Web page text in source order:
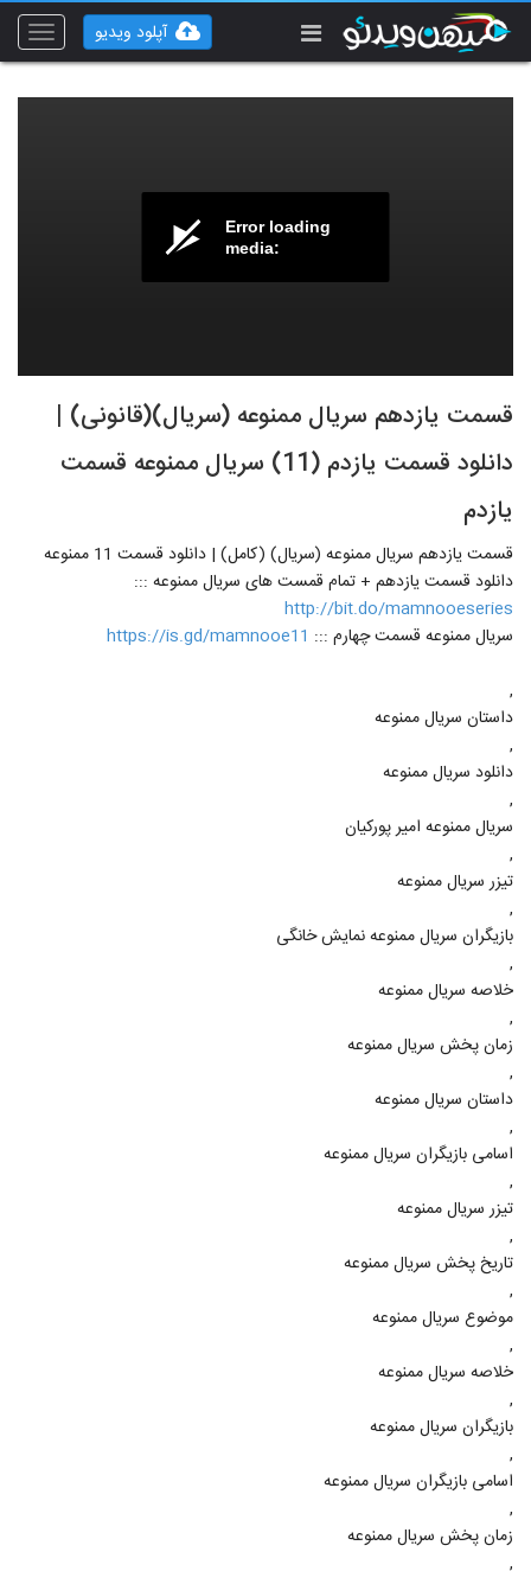
Toggle
آپلود ویدیو
Error loading
media:
قسمت یازدهم سریال ممنوعه (سریال)(قانونی) |
دانلود قسمت یازدم (11) سریال ممنوعه قسمت
یازدم
قسمت یازدهم سریال ممنوعه (سریال) (کامل) | دانلود قسمت 11 ممنوعه
دانلود قسمت یازدهم + تمام قمست های سریال ممنوعه :::
http://bit.do/mamnooeseries
سریال ممنوعه قسمت چهارم ::: https://is.gd/mamnooe11
,
داستان سریال ممنوعه
,
دانلود سریال ممنوعه
,
سریال ممنوعه امیر پورکیان
,
تیزر سریال ممنوعه
,
بازیگران سریال ممنوعه نمایش خانگی
,
خلاصه سریال ممنوعه
,
زمان پخش سریال ممنوعه
,
داستان سریال ممنوعه
,
اسامی بازیگران سریال ممنوعه
,
تیزر سریال ممنوعه
,
تاریخ پخش سریال ممنوعه
,
موضوع سریال ممنوعه
,
خلاصه سریال ممنوعه
,
بازیگران سریال ممنوعه
,
اسامی بازیگران سریال ممنوعه
,
زمان پخش سریال ممنوعه
,